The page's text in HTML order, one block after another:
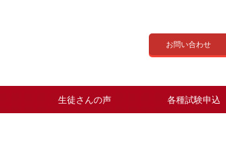
お問い合わせ
生徒さんの声 各種試験申込